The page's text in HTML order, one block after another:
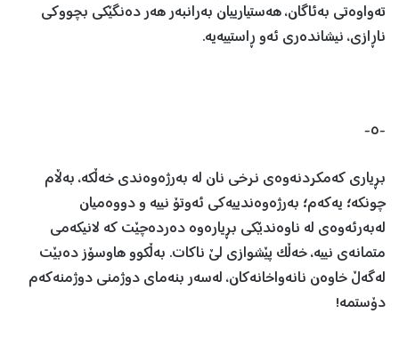
تەواوەتی بەئاگان، هەستیارییان بەرانبەر هەر دەنگێکی بچووکی
ناڕازی، نیشاندەری ئەو ڕاستییەیە.
-٥-
بڕیاری کەمکردنەوەی نرخی نان لە بەرژەوەندی خەڵکە، بەڵام
چونکە؛ یەکەم؛ بەرژەوەندییەکی ئەوتۆ نییە و دووەمیان
لەبەرئەوەی لە ناوەندێکی بڕیارەوە دەردەچێت کە لانیکەمی
متمانەی نییە، خەڵک پێشوازی لێ ناکات. بەڵکوو هاوسۆز دەبێت
لەگەڵ خاوەن نانەواخانەکان، لەسەر بنەمای دوژمنی دوژمنەکەم
دۆستمە!